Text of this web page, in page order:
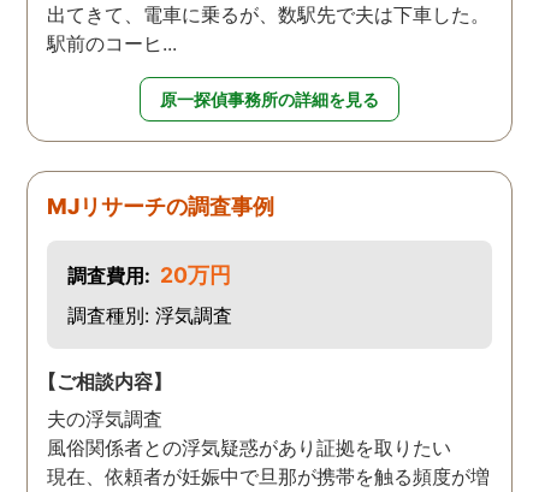
出てきて、電車に乗るが、数駅先で夫は下車した。
駅前のコーヒ...
原一探偵事務所の詳細を見る
MJリサーチの調査事例
調査費用: 20万円
調査種別: 浮気調査
【ご相談内容】
夫の浮気調査
風俗関係者との浮気疑惑があり証拠を取りたい
現在、依頼者が妊娠中で旦那が携帯を触る頻度が増